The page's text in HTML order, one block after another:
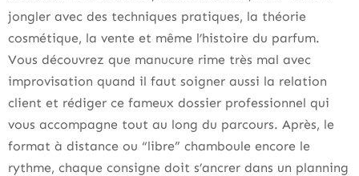
jongler avec des techniques pratiques, la théorie
cosmétique, la vente et même l’histoire du parfum.
Vous découvrez que manucure rime très mal avec
improvisation quand il faut soigner aussi la relation
client et rédiger ce fameux dossier professionnel qui
vous accompagne tout au long du parcours. Après, le
format à distance ou “libre” chamboule encore le
rythme, chaque consigne doit s’ancrer dans un planning